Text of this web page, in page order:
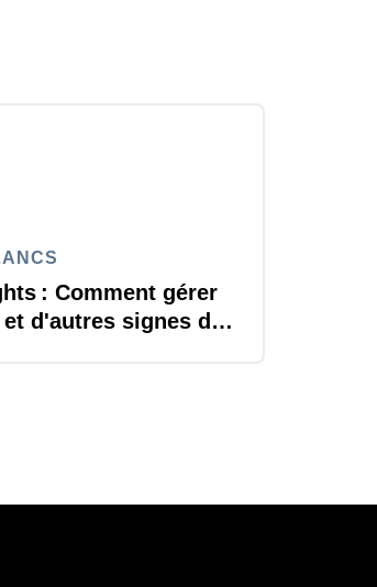
: Comment gérer
d'autres signes de